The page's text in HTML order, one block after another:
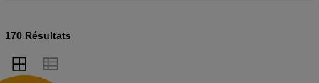
170 Résultats